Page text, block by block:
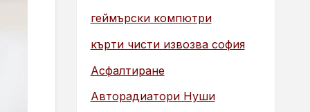
геймърски компютри
кърти чисти извозва софия
Асфалтиране
Авторадиатори Нуши